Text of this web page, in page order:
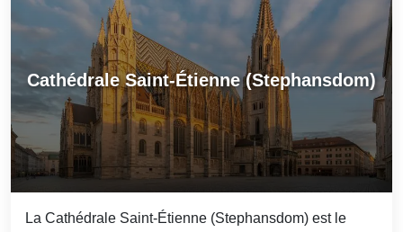
Cathédrale Saint-Étienne (Stephansdom)
La Cathédrale Saint-Étienne (Stephansdom) est le